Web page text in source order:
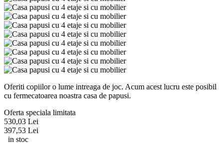
Oferiti copiilor o lume intreaga de joc. Acum acest lucru este posibil
cu fermecatoarea noastra casa de papusi.
Oferta speciala limitata
530,03 Lei
397,53 Lei
in stoc